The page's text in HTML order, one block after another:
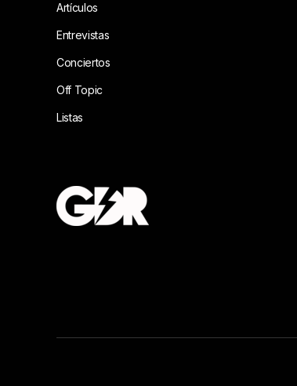
Artículos
Entrevistas
Conciertos
Off Topic
Listas